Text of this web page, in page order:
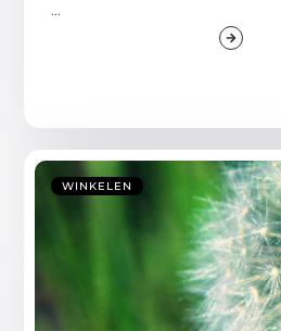
...
WINKELEN